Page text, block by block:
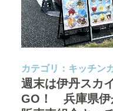
カテゴリ： キッチン
週末は伊丹スカ
GO！ 兵庫県